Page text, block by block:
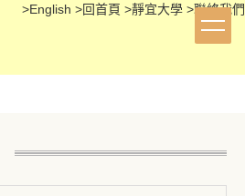
>English >回首頁 >靜宜大學 >聯絡我們